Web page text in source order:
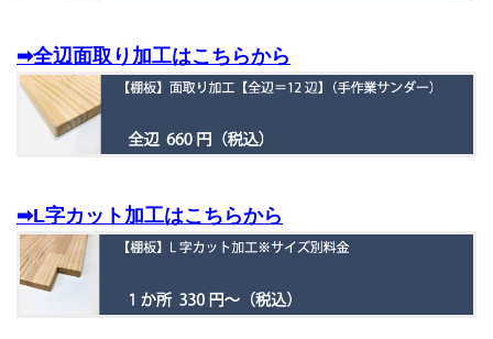
➡全辺面取り加工はこちらから
➡L字カット加工はこちらから